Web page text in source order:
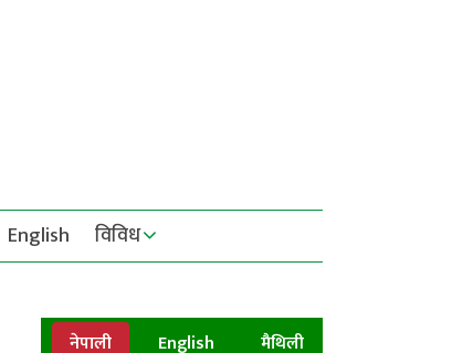
English विविध
नेपाली English मैथिली